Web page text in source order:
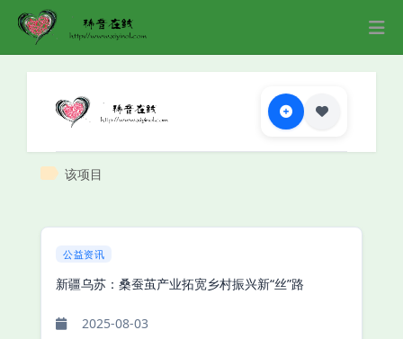
该项目
公益资讯
新疆乌苏：桑蚕茧产业拓宽乡村振兴新“丝”路
2025-08-03